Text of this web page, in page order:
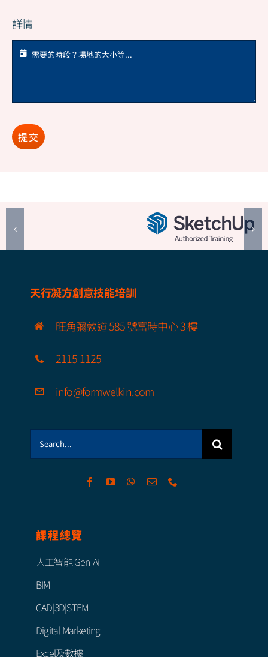
詳情
提交
天行凝方創意技能培訓
旺角彌敦道 585 號富時中心 3 樓
2115 1125
info@formwelkin.com
Search
for:
課程總覽
人工智能 Gen-Ai
BIM
CAD|3D|STEM
Digital Marketing
Excel及數據